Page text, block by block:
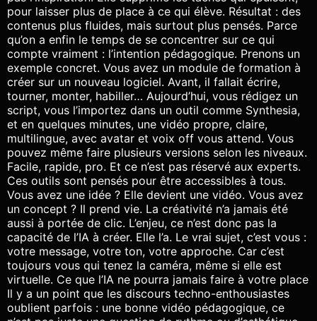
pour laisser plus de place à ce qui élève. Résultat : des
contenus plus fluides, mais surtout plus pensés. Parce
qu’on a enfin le temps de se concentrer sur ce qui
compte vraiment : l’intention pédagogique. Prenons un
exemple concret. Vous avez un module de formation à
créer sur un nouveau logiciel. Avant, il fallait écrire,
tourner, monter, habiller… Aujourd’hui, vous rédigez un
script, vous l’importez dans un outil comme Synthesia,
et en quelques minutes, une vidéo propre, claire,
multilingue, avec avatar et voix off vous attend. Vous
pouvez même faire plusieurs versions selon les niveaux.
Facile, rapide, pro. Et ce n’est pas réservé aux experts.
Ces outils sont pensés pour être accessibles à tous.
Vous avez une idée ? Elle devient une vidéo. Vous avez
un concept ? Il prend vie. La créativité n’a jamais été
aussi à portée de clic. L’enjeu, ce n’est donc pas la
capacité de l’IA à créer. Elle l’a. Le vrai sujet, c’est vous :
votre message, votre ton, votre approche. Car c’est
toujours vous qui tenez la caméra, même si elle est
virtuelle. Ce que l’IA ne pourra jamais faire à votre place
Il y a un point que les discours techno-enthousiastes
oublient parfois : une bonne vidéo pédagogique, ce